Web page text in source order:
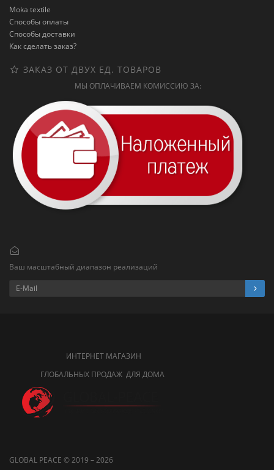
Moka textile
Способы оплаты
Способы доставки
Как сделать заказ?
ЗАКАЗ ОТ ДВУХ ЕД. ТОВАРОВ
МЫ ОПЛАЧИВАЕМ КОМИССИЮ ЗА:
Ваш масштабный диапазон реализаций
ИНТЕРНЕТ МАГАЗИН
ГЛОБАЛЬНЫХ ПРОДАЖ ДЛЯ ДОМА
GLOBAL PEACE © 2019 – 2026